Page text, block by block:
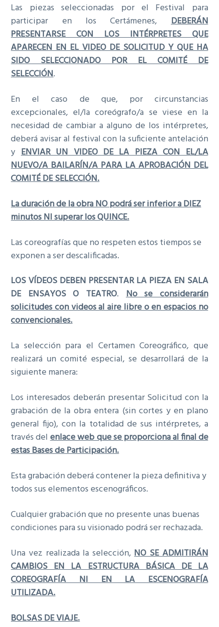
Las piezas seleccionadas por el Festival para
participar en los Certámenes,DEBERÁN
PRESENTARSE CON LOS INTÉRPRETES QUE
APARECEN EN EL VIDEO DE SOLICITUD Y QUE HA
SIDO SELECCIONADO POR EL COMITÉ DE
SELECCIÓN.
En el caso de que, por circunstancias
excepcionales, el/la coreógrafo/a se viese en la
necesidad de cambiar a alguno de los intérpretes,
deberá avisar al festival con la suficiente antelación
yENVIAR UN VIDEO DE LA PIEZA CON EL/LA
NUEVO/A BAILARÍN/A PARA LA APROBACIÓN DEL
COMITÉ DE SELECCIÓN.
La duración de la obra NO podrá ser inferior a DIEZ
minutos NI superar los QUINCE.
Las coreografías que no respeten estos tiempos se
exponen a ser descalificadas.
LOS VÍDEOS DEBEN PRESENTAR LA PIEZA EN SALA
DE ENSAYOS O TEATRO.No se considerarán
solicitudes con videos al aire libre o en espacios no
convencionales.
La selección para el Certamen Coreográfico, que
realizará un comité especial, se desarrollará de la
siguiente manera:
Los interesados deberán presentar Solicitud con la
grabación de la obra entera (sin cortes y en plano
general fijo), con la totalidad de sus intérpretes, a
través delenlace web que se proporciona al final de
estas Bases de Participación.
Esta grabación deberá contener la pieza definitiva y
todos sus elementos escenográficos.
Cualquier grabación que no presente unas buenas
condiciones para su visionado podrá ser rechazada.
Una vez realizada la selección,NO SE ADMITIRÁN
CAMBIOS EN LA ESTRUCTURA BÁSICA DE LA
COREOGRAFÍA NI EN LA ESCENOGRAFÍA
UTILIZADA.
BOLSAS DE VIAJE.